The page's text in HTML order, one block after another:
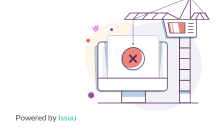
Powered by Issuu